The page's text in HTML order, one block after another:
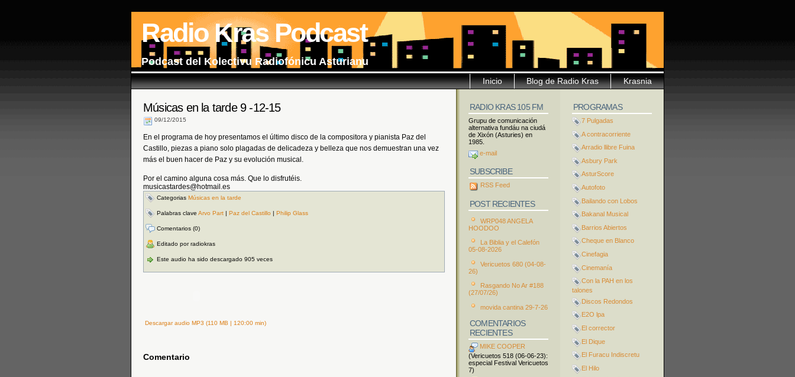
Radio Kras Podcast
Podcast del Kolectivu Radiofónicu Asturianu
Krasnia
Blog de Radio Kras
Inicio
Músicas en la tarde 9 -12-15
09/12/2015
En el programa de hoy presentamos el último disco de la compositora y pianista Paz del
Castillo, piezas a piano solo plagadas de delicadeza y belleza que nos demuestran una vez
más el buen hacer de Paz y su evolución musical.
Por el camino alguna cosa más. Que lo disfrutéis.
musicastardes@hotmail.es
Categorias Músicas en la tarde
Palabras clave Arvo Part | Paz del Castillo | Philip Glass
Comentarios (0)
Editado por radiokras
Este audio ha sido descargado 905 veces
Descargar audio MP3 (110 MB | 120:00 min)
Comentario
PROGRAMAS
7 Pulgadas
A contracorriente
Arradio llibre Fuina
Asbury Park
AsturScore
Autofoto
Bailando con Lobos
Bakanal Musical
Barrios Abiertos
Cheque en Blanco
Cinefagia
Cinemanía
Con la PAH en los
talones
Discos Redondos
E2O lpa
El corrector
El Dique
El Furacu Indiscretu
El Hilo
RADIO KRAS 105 FM
Grupu de comunicación
alternativa fundáu na ciudá
de Xixón (Asturies) en
1985.
e-mail
SUBSCRIBE
RSS Feed
POST RECIENTES
WRP048 ANGELA
HOODOO
La Biblia y el Calefón
05-08-2026
Vericuetos 680 (04-08-
26)
Rasgando No Ar #188
(27/07/26)
movida cantina 29-7-26
COMENTARIOS
RECIENTES
MIKE COOPER
(Vericuetos 518 (06-06-23):
especial Festival Vericuetos
7)